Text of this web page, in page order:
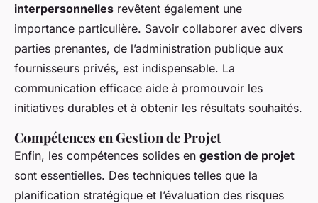
interpersonnelles revêtent également une
importance particulière. Savoir collaborer avec divers
parties prenantes, de l’administration publique aux
fournisseurs privés, est indispensable. La
communication efficace aide à promouvoir les
initiatives durables et à obtenir les résultats souhaités.
Compétences en Gestion de Projet
Enfin, les compétences solides en gestion de projet
sont essentielles. Des techniques telles que la
planification stratégique et l’évaluation des risques